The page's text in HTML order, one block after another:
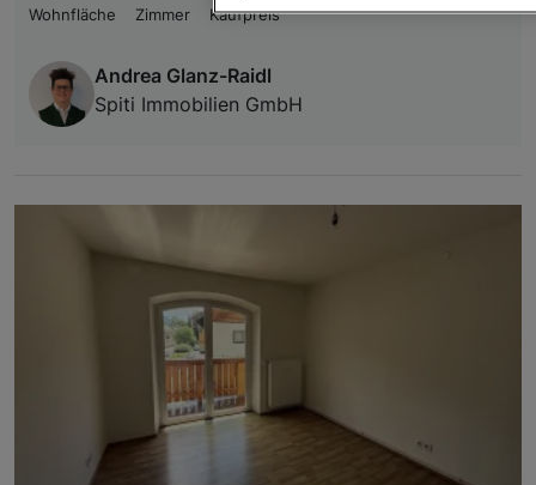
Wohnfläche
Zimmer Kaufpreis
Andrea Glanz-Raidl
Spiti Immobilien GmbH
Verwendung genauer Standortdaten.
Zugriff auf Informationen auf einem Endgerät.